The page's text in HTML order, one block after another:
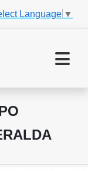
Language ▼